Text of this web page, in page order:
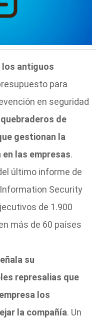
los antiguos
para
en seguridad
quebraderos de
gestionan la
las empresas.
último informe de
Information Security
de 1.900
más de 60 países
su
represalias que
los
la compañía. Un